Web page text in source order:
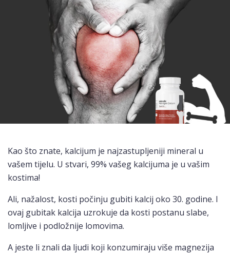
Kao što znate, kalcijum je najzastupljeniji mineral u
vašem tijelu. U stvari, 99% vašeg kalcijuma je u vašim
kostima!
Ali, nažalost, kosti počinju gubiti kalcij oko 30. godine. I
ovaj gubitak kalcija uzrokuje da kosti postanu slabe,
lomljive i podložnije lomovima.
A jeste li znali da ljudi koji konzumiraju više magnezija